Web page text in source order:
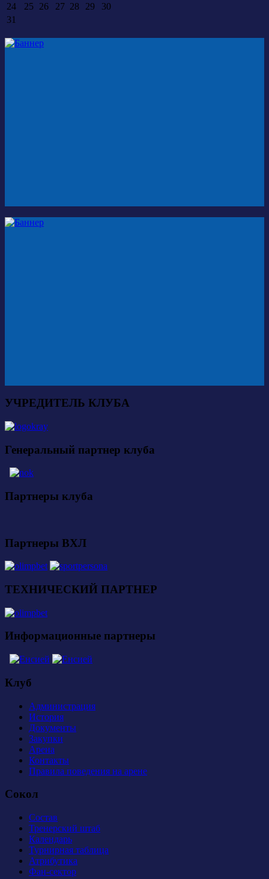
24 25 26 27 28 29
30
31
УЧРЕДИТЕЛЬ КЛУБА
Генеральный партнер клуба
Партнеры клуба
Партнеры ВХЛ
ТЕХНИЧЕСКИЙ ПАРТНЕР
Информационные партнеры
Клуб
Администрация
История
Документы
Закупки
Арена
Контакты
Правила поведения на арене
Сокол
Состав
Тренерский штаб
Календарь
Турнирная таблица
Атрибутика
Фан-сектор